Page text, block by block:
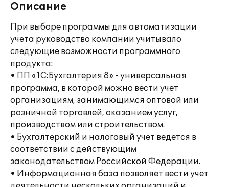
Описание
При выборе программы для автоматизации
учета руководство компании учитывало
следующие возможности программного
продукта:
• ПП «1С:Бухгалтерия 8» - универсальная
программа, в которой можно вести учет
организациям, занимающимся оптовой или
розничной торговлей, оказанием услуг,
производством или строительством.
• Бухгалтерский и налоговый учет ведется в
соответствии с действующим
законодательством Российской Федерации.
• Информационная база позволяет вести учет